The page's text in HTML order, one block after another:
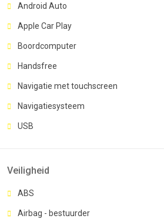
Android Auto
Apple Car Play
Boordcomputer
Handsfree
Navigatie met touchscreen
Navigatiesysteem
USB
Veiligheid
ABS
Airbag - bestuurder